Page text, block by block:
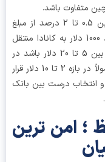
باشد.
به‌طور کلی، کارمزد حواله‌های ارزی معمولاً بین 0.5 تا 2 درصد از مبلغ
است. برای مثال اگر قصد داشته باشید 1000 دلار به کانادا منتقل
کنید، کارمزد حواله مستقیم (T/T) می‌تواند بین 5 تا 20 دلار باشد در
حالی که کارمزد حواله غیرمستقیم (D/D) معمولاً در بازه 2 تا 10 دلار قرار
درست بین بانک
امن ترین